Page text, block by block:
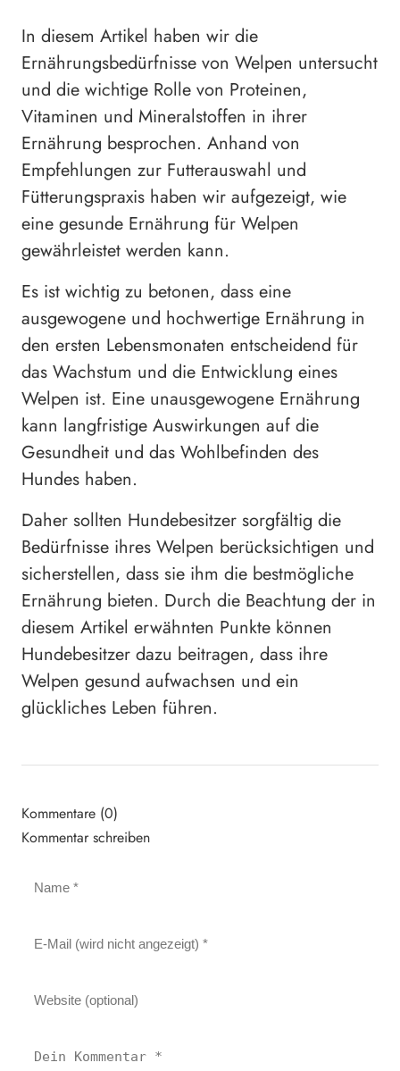
In diesem Artikel haben wir die
Ernährungsbedürfnisse von Welpen untersucht
und die wichtige Rolle von Proteinen,
Vitaminen und Mineralstoffen in ihrer
Ernährung besprochen. Anhand von
Empfehlungen zur Futterauswahl und
Fütterungspraxis haben wir aufgezeigt, wie
eine gesunde Ernährung für Welpen
gewährleistet werden kann.
Es ist wichtig zu betonen, dass eine
ausgewogene und hochwertige Ernährung in
den ersten Lebensmonaten entscheidend für
das Wachstum und die Entwicklung eines
Welpen ist. Eine unausgewogene Ernährung
kann langfristige Auswirkungen auf die
Gesundheit und das Wohlbefinden des
Hundes haben.
Daher sollten Hundebesitzer sorgfältig die
Bedürfnisse ihres Welpen berücksichtigen und
sicherstellen, dass sie ihm die bestmögliche
Ernährung bieten. Durch die Beachtung der in
diesem Artikel erwähnten Punkte können
Hundebesitzer dazu beitragen, dass ihre
Welpen gesund aufwachsen und ein
glückliches Leben führen.
Kommentare (0)
Kommentar schreiben